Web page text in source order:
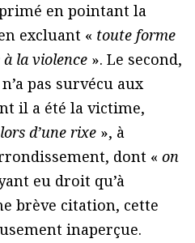
en pointant la
excluant « toute forme
la violence ». Le second,
pas survécu aux
il a été la victime,
lors d’une rixe », à
dont « on
eu droit qu’à
brève citation, cette
inaperçue.